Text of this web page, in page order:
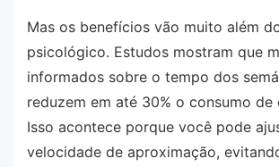
Mas os benefícios vão muito além
psicológico. Estudos mostram que
informados sobre o tempo dos
reduzem em até 30% o consumo de
Isso acontece porque você pode
velocidade de aproximação,